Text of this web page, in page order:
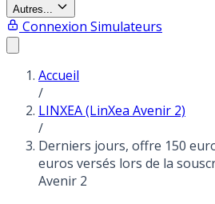
Autres...
Connexion Simulateurs
Accueil
/
LINXEA (LinXea Avenir 2)
/
Derniers jours, offre 150
euros versés lors de la
Avenir 2